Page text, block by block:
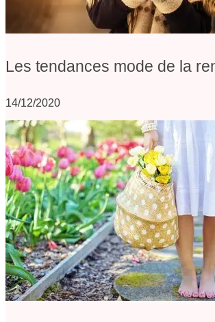
Les tendances mode de la
14/12/2020